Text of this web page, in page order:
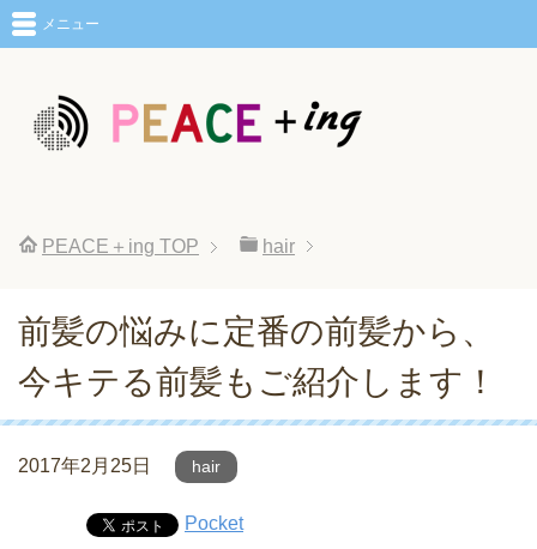
メニュー
PEACE＋ing TOP hair
前髪の悩みに定番の前髪から、
今キテる前髪もご紹介します！
2017年2月25日 hair
Pocket